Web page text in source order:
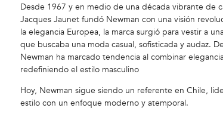
Desde 1967 y en medio de una década vibrante de
Jacques Jaunet fundó Newman con una visión
la elegancia Europea, la marca surgió para vestir a
que buscaba una moda casual, sofisticada y audaz.
Newman ha marcado tendencia al combinar
redefiniendo el estilo masculino
Hoy, Newman sigue siendo un referente en Chile,
estilo con un enfoque moderno y atemporal.